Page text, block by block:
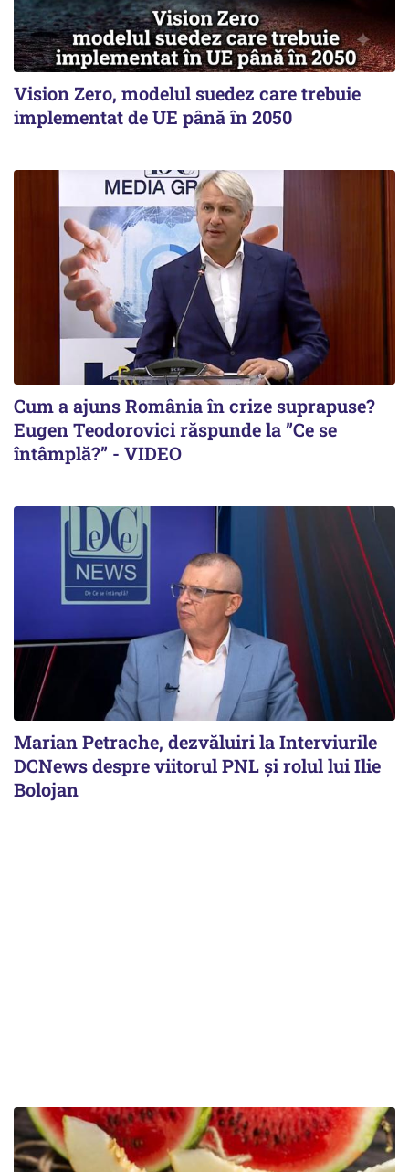
Vision Zero, modelul suedez care trebuie
implementat de UE până în 2050
Cum a ajuns România în crize suprapuse?
Eugen Teodorovici răspunde la ”Ce se
întâmplă?” - VIDEO
Marian Petrache, dezvăluiri la Interviurile
DCNews despre viitorul PNL și rolul lui Ilie
Bolojan